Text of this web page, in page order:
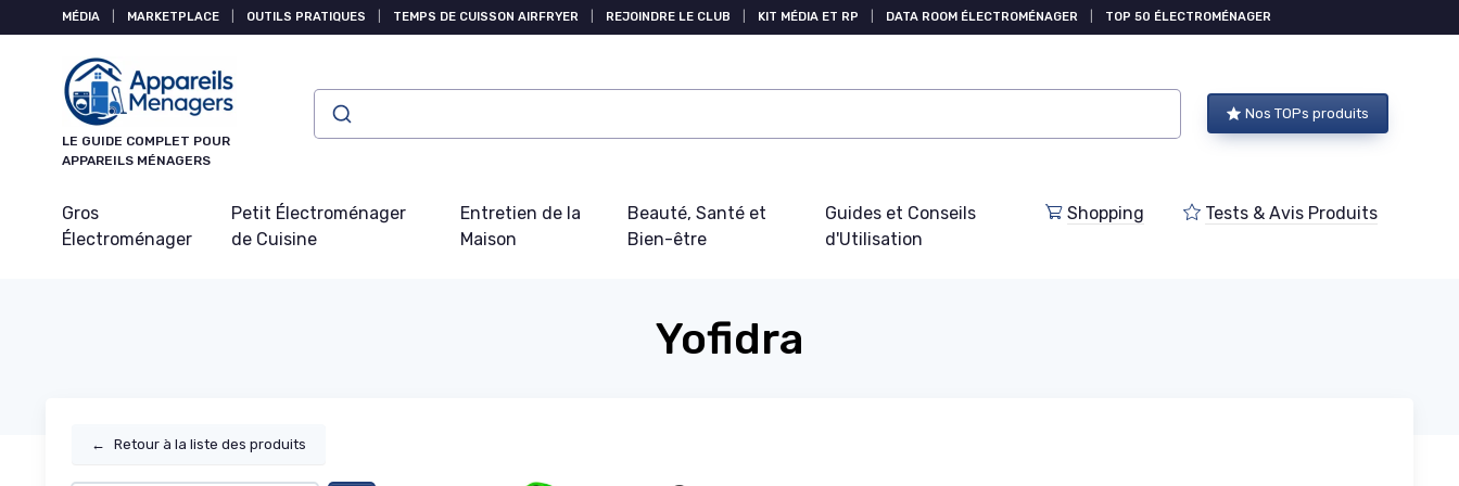
MÉDIA MARKETPLACE OUTILS PRATIQUES TEMPS DE CUISSON AIRFRYER REJOINDRE LE CLUB KIT MÉDIA ET RP DATA ROOM ÉLECTROMÉNAGER TOP 50 ÉLECTROMÉNAGER
LE GUIDE COMPLET POUR
APPAREILS MÉNAGERS
Nos TOPs produits
Gros
Électroménager
Petit Électroménager
de Cuisine
Entretien de la
Maison
Beauté, Santé et
Bien-être
Guides et Conseils
d'Utilisation
Shopping Tests & Avis Produits
Yofidra
← Retour à la liste des produits
Panneau de gestion des cookies